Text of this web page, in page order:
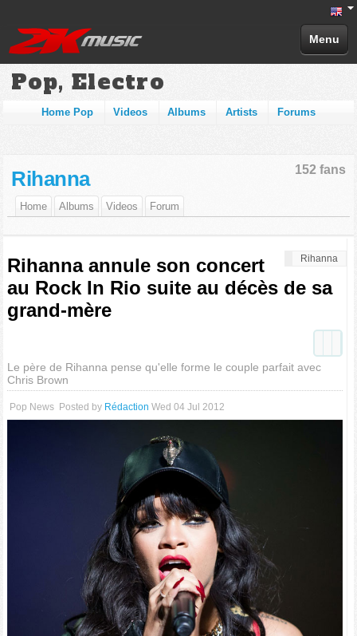
Menu
Pop, Electro
Home Pop Videos Albums Artists Forums
152 fans
Rihanna
Home Albums Videos Forum
Rihanna
Rihanna annule son concert
au Rock In Rio suite au décès de sa
grand-mère
Le père de Rihanna pense qu'elle forme le couple parfait avec
Chris Brown
Pop News Posted by Rédaction Wed 04 Jul 2012